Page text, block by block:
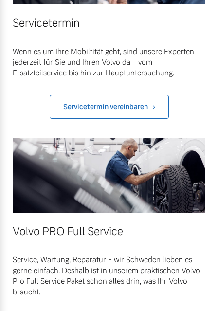
Servicetermin
Wenn es um Ihre Mobiltität geht, sind unsere Experten
jederzeit für Sie und Ihren Volvo da – vom
Ersatzteilservice bis hin zur Hauptuntersuchung.
Servicetermin vereinbaren
Volvo PRO Full Service
Service, Wartung, Reparatur - wir Schweden lieben es
gerne einfach. Deshalb ist in unserem praktischen Volvo
Pro Full Service Paket schon alles drin, was Ihr Volvo
braucht.